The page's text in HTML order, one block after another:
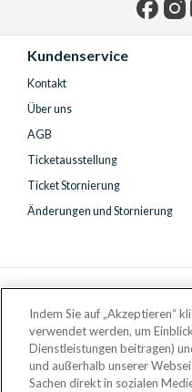
Kundenservice
Kontakt
Über uns
AGB
Ticketausstellung
Ticket Stornierung
Änderungen und Stornierung
Indem Sie auf „Akzeptieren“
verwendet werden, um
Dienstleistungen beitragen)
und außerhalb unserer
Sachen direkt in sozialen